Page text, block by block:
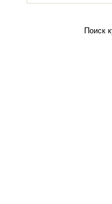
Поиск